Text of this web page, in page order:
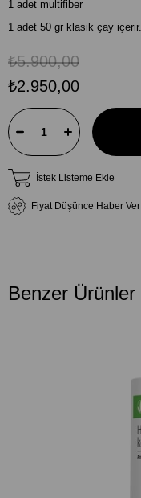
1 adet multifiber
1 adet 50 gr klasik çay içerir.
₺5.900,00
₺2.950,00
İstek Listeme Ekle
Fiyat Düşünce Haber Ver
Benzer Ürünler